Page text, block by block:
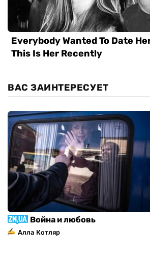
ВАС ЗАИНТЕРЕСУЕТ
Война и любовь
Алла Котляр